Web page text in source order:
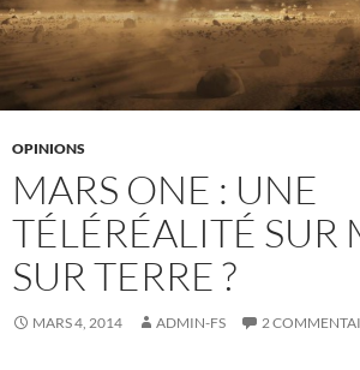
OPINIONS
MARS ONE : UNE
TÉLÉRÉALITÉ SUR
SUR TERRE ?
MARS 4, 2014 ADMIN-FS 2